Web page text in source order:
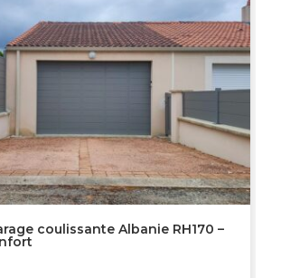
coulissante Albanie RH170 –